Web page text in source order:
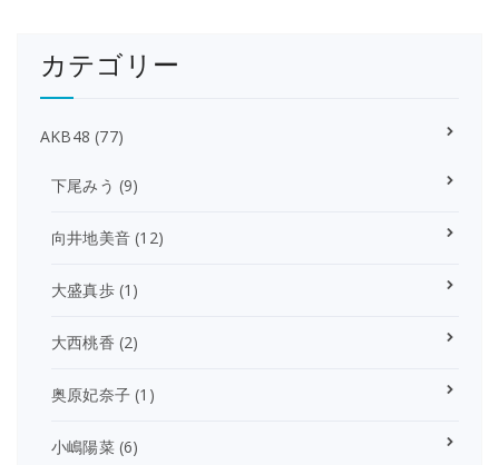
カテゴリー
AKB48 (77)
下尾みう (9)
向井地美音 (12)
大盛真歩(1)
大西桃香 (2)
奥原妃奈子 (1)
小嶋陽菜(6)